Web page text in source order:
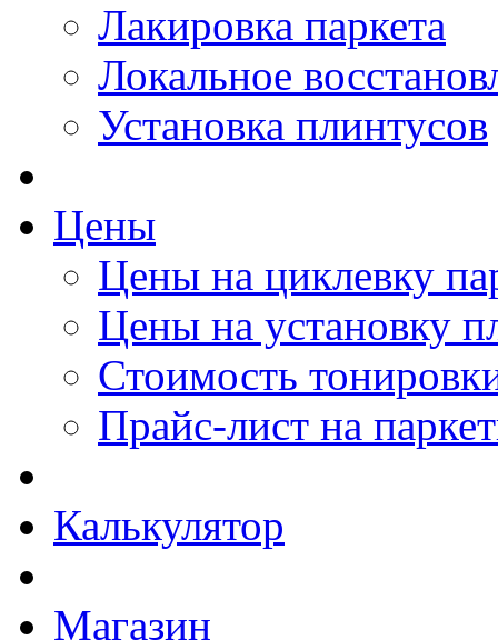
Лакировка паркета
Локальное
Установка плинтусов
Цены
Цены на циклевку
Цены на установку
Стоимость
Прайс-лист на
Калькулятор
Магазин